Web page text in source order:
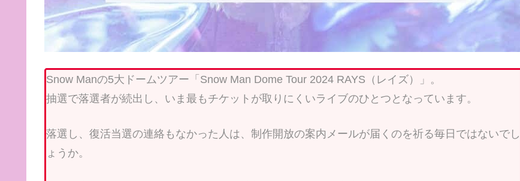
Snow Manの5大ドームツアー「Snow Man Dome Tour 2024 RAYS（レイズ）」。
抽選で落選者が続出し、いま最もチケットが取りにくいライブのひとつとなっています。
落選し、復活当選の連絡もなかった人は、制作開放の案内メールが届くのを祈る毎日ではないでし
ょうか。